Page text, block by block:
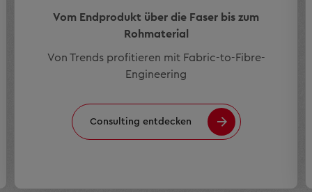
Vom Endprodukt über die Faser bis zum
Rohmaterial
Von Trends profitieren mit Fabric-to-Fibre-
Engineering
Consulting entdecken